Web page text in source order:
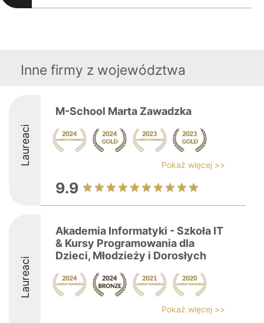
Inne firmy z województwa
Laureaci
M-School Marta Zawadzka
Pokaż więcej >>
9.9
Laureaci
Akademia Informatyki - Szkoła IT
& Kursy Programowania dla
Dzieci, Młodzieży i Dorosłych
Pokaż więcej >>